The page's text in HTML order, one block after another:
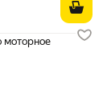
моторное
₽ вместо